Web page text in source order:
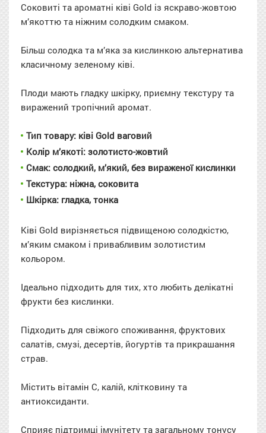
Соковиті та ароматні ківі Gold із яскраво-жовтою
м’якоттю та ніжним солодким смаком.
Більш солодка та м’яка за кислинкою альтернатива
класичному зеленому ківі.
Плоди мають гладку шкірку, приємну текстуру та
виражений тропічний аромат.
Тип товару: ківі Gold ваговий
Колір м’якоті: золотисто-жовтий
Смак: солодкий, м’який, без вираженої кислинки
Текстура: ніжна, соковита
Шкірка: гладка, тонка
Ківі Gold вирізняється підвищеною солодкістю,
м’яким смаком і привабливим золотистим
кольором.
Ідеально підходить для тих, хто любить делікатні
фрукти без кислинки.
Підходить для свіжого споживання, фруктових
салатів, смузі, десертів, йогуртів та прикрашання
страв.
Містить вітамін C, калій, клітковину та
антиоксиданти.
Сприяє підтримці імунітету та загальному тонусу